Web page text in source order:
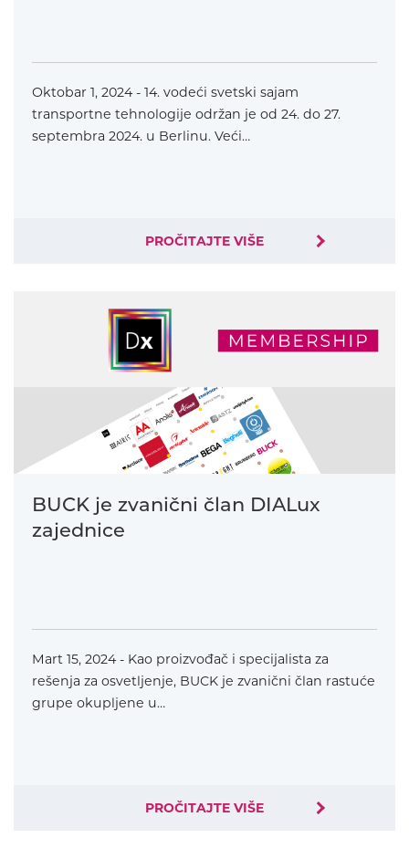
Oktobar 1, 2024 - 14. vodeći svetski sajam
transportne tehnologije održan je od 24. do 27.
septembra 2024. u Berlinu. Veći…
PROČITAJTE VIŠE
BUCK je zvanični član DIALux
zajednice
Mart 15, 2024 - Kao proizvođač i specijalista za
rešenja za osvetljenje, BUCK je zvanični član rastuće
grupe okupljene u…
PROČITAJTE VIŠE